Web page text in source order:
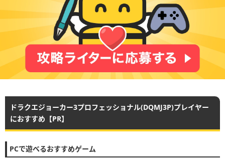
ドラクエジョーカー3プロフェッショナル(DQMJ3P)プレイヤー
におすすめ【PR】
PCで遊べるおすすめゲーム